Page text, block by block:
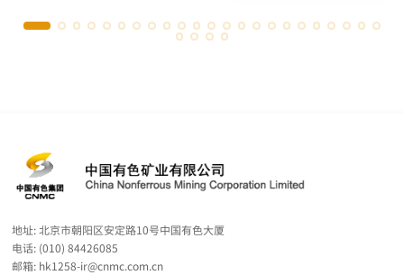
地址:北京市朝阳区安定路10号中国有色大厦
电话: (010) 84426085
邮箱: hk1258-ir@cnmc.com.cn